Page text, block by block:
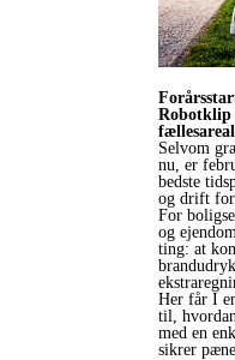
Robotklip
Selvom
nu, er
bedste
og drift for
For
og
ting: at
Her får I
til,
med en
sikrer